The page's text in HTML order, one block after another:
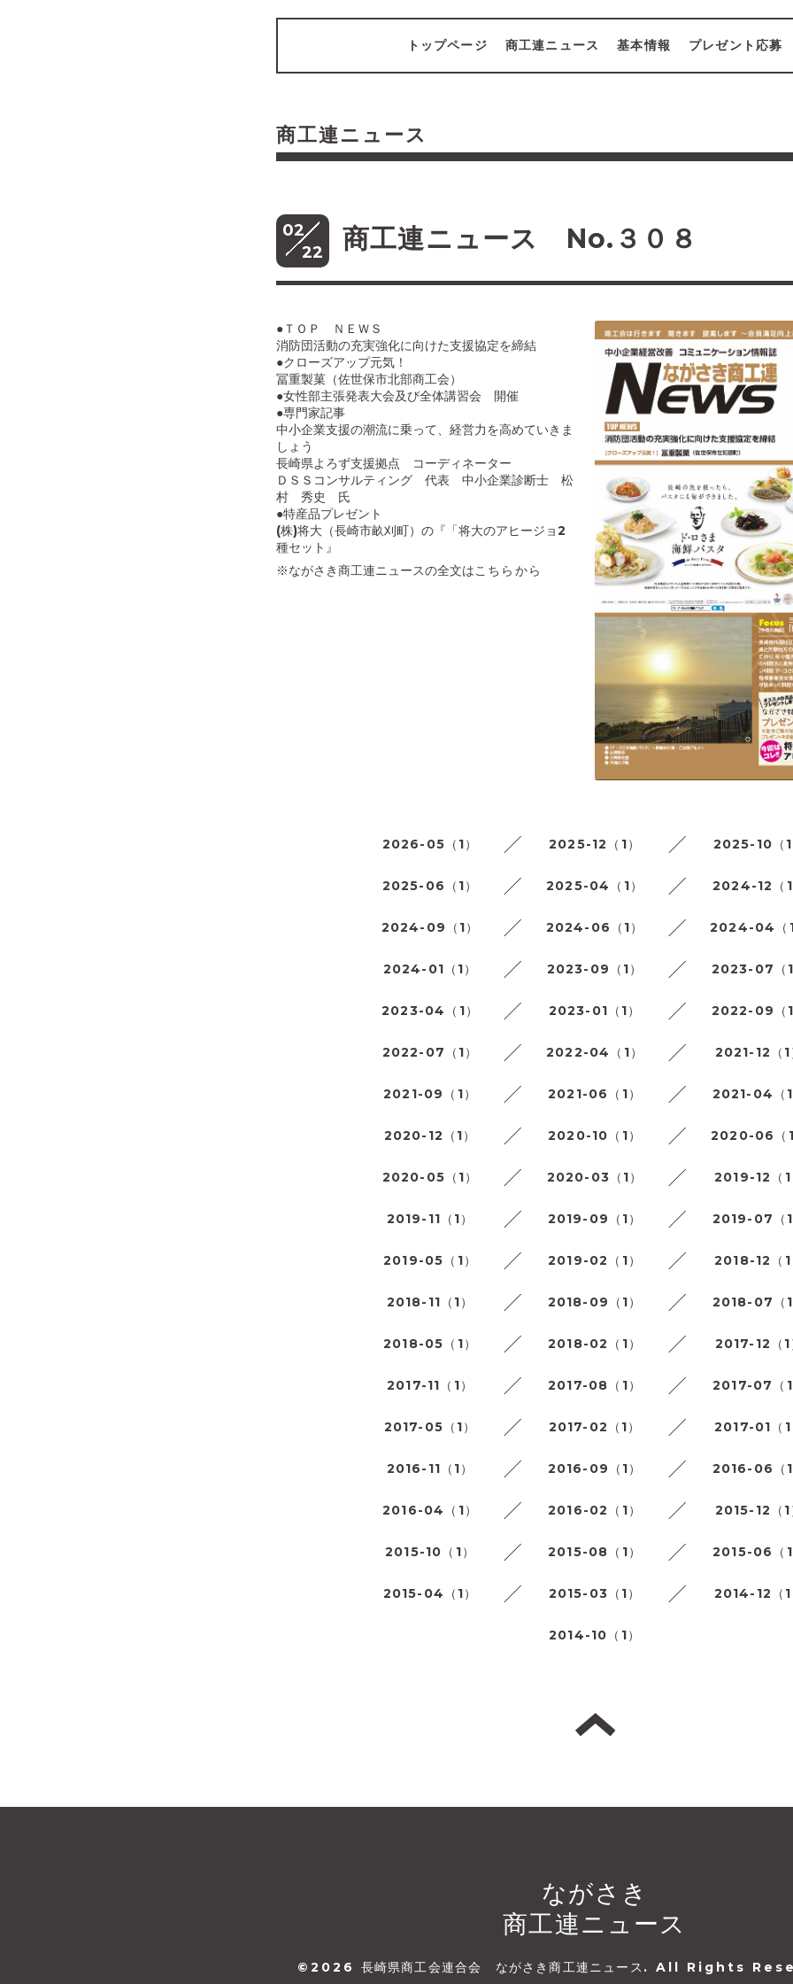
トップページ 商工連ニュース 基本情報 プレゼント応募
商工連ニュース
02
22
商工連ニュース No.３０８
●ＴＯＰ ＮＥＷＳ
消防団活動の充実強化に向けた支援協定を締結
●クローズアップ元気！
冨重製菓（佐世保市北部商工会）
●女性部主張発表大会及び全体講習会 開催
●専門家記事
中小企業支援の潮流に乗って、経営力を高めていきま
しょう
長崎県よろず支援拠点 コーディネーター
ＤＳＳコンサルティング 代表 中小企業診断士 松
村 秀史 氏
●特産品プレゼント
(株)将大（長崎市畝刈町）の『「将大のアヒージョ2
種セット』
※ながさき商工連ニュースの全文はこちらから
2026-05（1） 2025-12（1） 2025-10（1
2025-06（1） 2025-04（1） 2024-12（1
2024-09（1） 2024-06（1） 2024-04（1
2024-01（1） 2023-09（1） 2023-07（1
2023-04（1） 2023-01（1） 2022-09（1
2022-07（1） 2022-04（1） 2021-12（1
2021-09（1） 2021-06（1） 2021-04（1
2020-12（1） 2020-10（1） 2020-06（1
2020-05（1） 2020-03（1） 2019-12（1
2019-11（1） 2019-09（1） 2019-07（1
2019-05（1） 2019-02（1） 2018-12（1
2018-11（1） 2018-09（1） 2018-07（1
2018-05（1） 2018-02（1） 2017-12（1
2017-11（1） 2017-08（1） 2017-07（1
2017-05（1） 2017-02（1） 2017-01（1
2016-11（1） 2016-09（1） 2016-06（1
2016-04（1） 2016-02（1） 2015-12（1
2015-10（1） 2015-08（1） 2015-06（1
2015-04（1） 2015-03（1） 2014-12（1
2014-10（1）
ながさき
商工連ニュース
©2026 長崎県商工会連合会 ながさき商工連ニュース . All Rights